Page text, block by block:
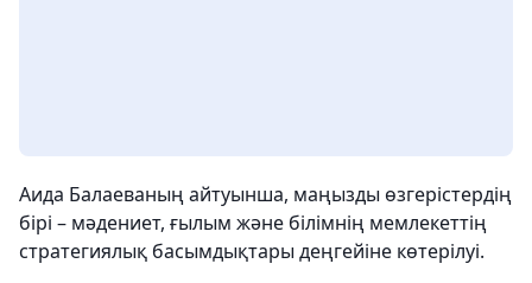
Аида Балаеваның айтуынша, маңызды өзгерістердің
бірі – мәдениет, ғылым және білімнің мемлекеттің
стратегиялық басымдықтары деңгейіне көтерілуі.